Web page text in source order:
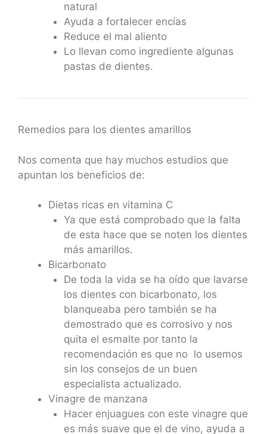
natural
Ayuda a fortalecer encías
Reduce el mal aliento
Lo llevan como ingrediente algunas
pastas de dientes.
Remedios para los dientes amarillos
Nos comenta que hay muchos estudios que
apuntan los beneficios de:
Dietas ricas en vitamina C
Ya que está comprobado que la falta
de esta hace que se noten los dientes
más amarillos.
Bicarbonato
De toda la vida se ha oído que lavarse
los dientes con bicarbonato, los
blanqueaba pero también se ha
demostrado que es corrosivo y nos
quita el esmalte por tanto la
recomendación es que no lo usemos
sin los consejos de un buen
especialista actualizado.
Vinagre de manzana
Hacer enjuagues con este vinagre que
es más suave que el de vino, ayuda a